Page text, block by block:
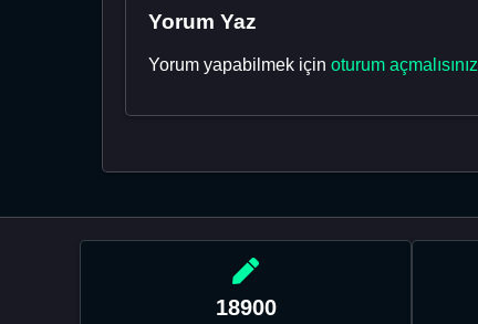
Yorum Yaz
Yorum yapabilmek için oturum açmalısınız
18900